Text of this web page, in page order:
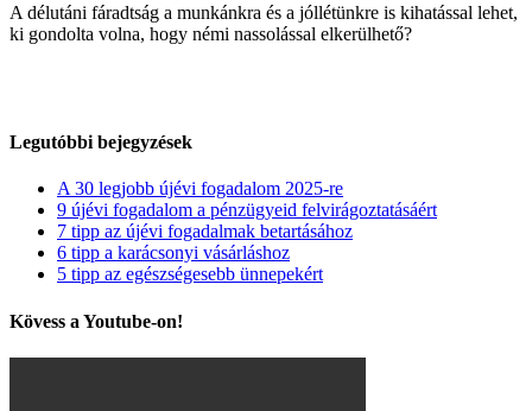
–
kerüld
A délutáni fáradtság a munkánkra és a jóllétünkre is kihatással lehet,
ki gondolta volna, hogy némi nassolással elkerülhető?
Legutóbbi bejegyzések
A 30 legjobb újévi fogadalom 2025-re
9 újévi fogadalom a pénzügyeid felvirágoztatásáért
7 tipp az újévi fogadalmak betartásához
6 tipp a karácsonyi vásárláshoz
5 tipp az egészségesebb ünnepekért
Kövess a Youtube-on!